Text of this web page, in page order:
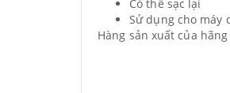
Có thể sạc lại
Sử dụng cho máy
Hàng sản xuất của